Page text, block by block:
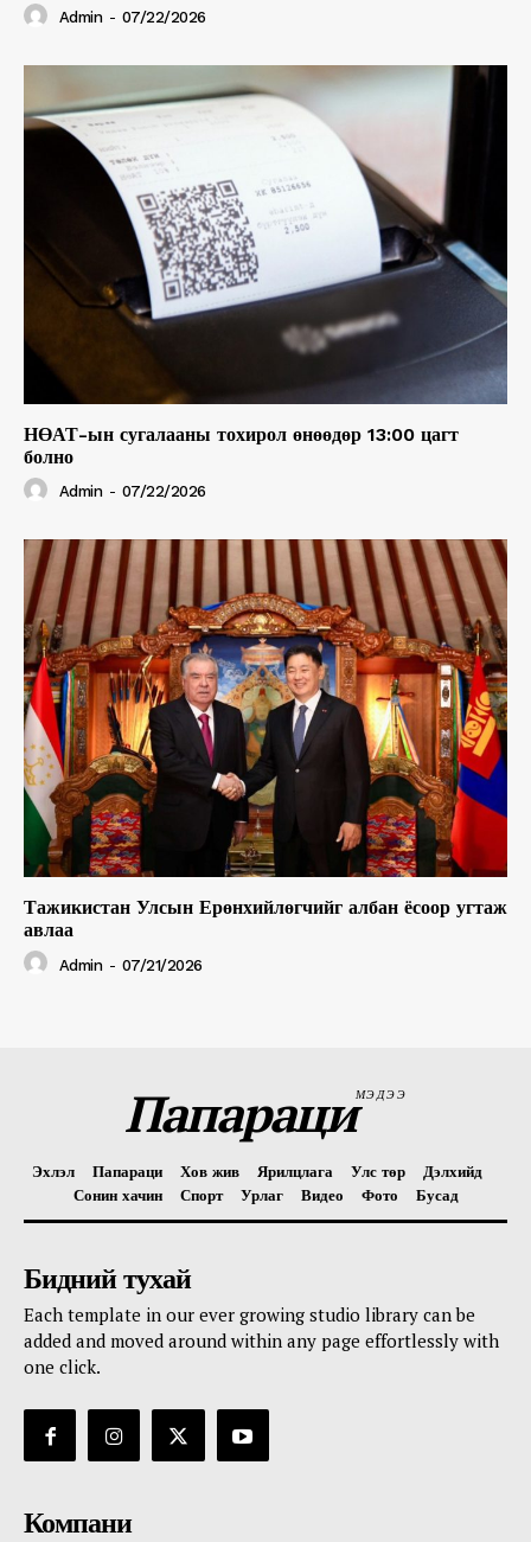
Admin - 07/22/2026
НӨАТ-ын сугалааны тохирол өнөөдөр 13:00 цагт
болно
Admin - 07/22/2026
Тажикистан Улсын Ерөнхийлөгчийг албан ёсоор угтаж
авлаа
Admin - 07/21/2026
ПапарациМЭДЭЭ
Эхлэл Папараци Хов жив Ярилцлага Улс төр
Дэлхийд
Сонин хачин
Спорт Урлаг Видео Фото Бусад
Бидний тухай
Each template in our ever growing studio library can be
added and moved around within any page effortlessly with
one click.
Компани